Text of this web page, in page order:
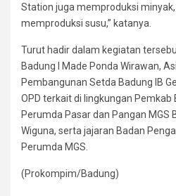
Station juga memproduksi
memproduksi susu,” katanya.
Turut hadir dalam kegiatan
Badung I Made Ponda Wirawan,
Pembangunan Setda Badung IB
OPD terkait di lingkungan Pemkab
Perumda Pasar dan Pangan MGS
Wiguna, serta jajaran Badan
Perumda MGS.
(Prokompim/Badung)